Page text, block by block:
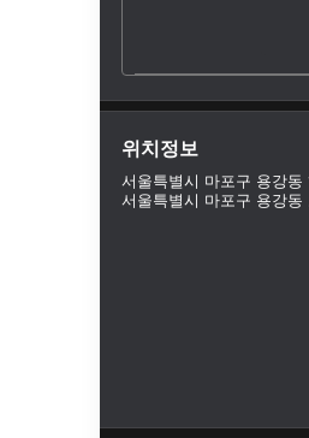
위치정보
서울특별시 마포구 용강동
서울특별시 마포구 용강